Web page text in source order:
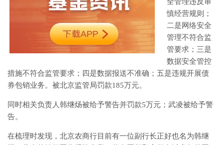
慎经营规则；
二是网络安全
管理不符合监
管要求；三是
数据安全管控
措施不符合监管要求；四是数据报送不准确；五是违规开展债
券包销业务。被北京监管局罚款185万元。
同时相关负责人韩继炀被给予警告并罚款5万元；武凌被给予警
告。
在梳理时发现，北京农商行目前有一位副行长正好也名为韩继